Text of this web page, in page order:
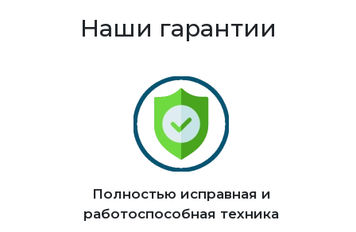
Наши гарантии
Полностью исправная и
работоспособная техника